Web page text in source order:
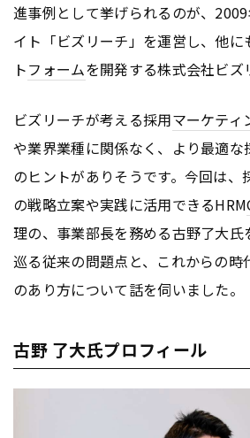
進事例として挙げられるのが、
イト「ビズリーチ」を運営し、他に
トフォームを開発する株式会社ビズ
ビズリーチが考える採用マーケティ
や業界業種に関係なく、より最適な
のヒントがありそうです。今回は、
の戦略立案や実践に活用できるHRM
理の、事業部長を務める古野了大氏
巡る従来の問題点と、これからの時
のあり方について話を伺いました。
古野 了大氏プロフィール